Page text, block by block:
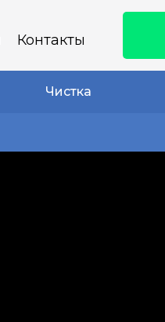
Контакты
Чистка